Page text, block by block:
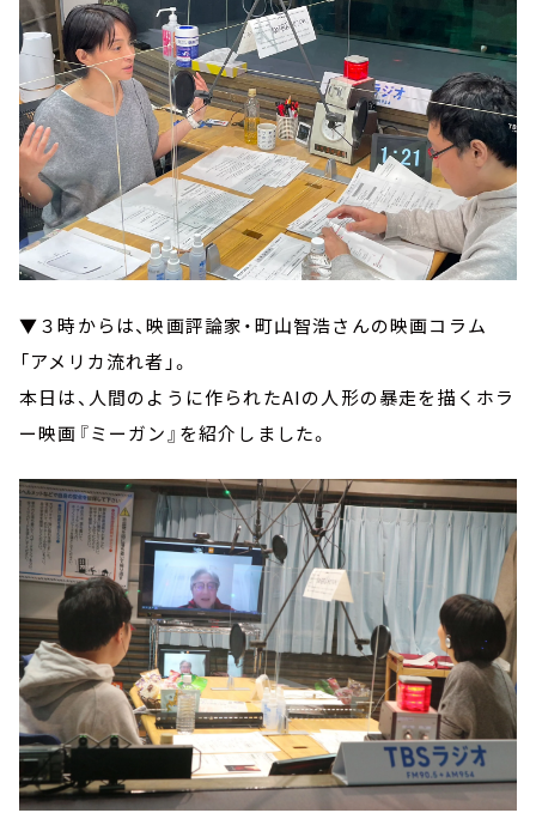
▼３時からは、映画評論家・町山智浩さんの映画コラム
「アメリカ流れ者」。
本日は、人間のように作られたAIの人形の暴走を描くホラ
ー映画『ミーガン』を紹介しました。